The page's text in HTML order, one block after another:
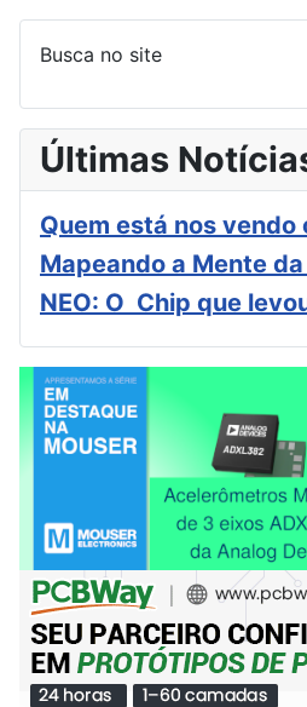
Busca no site
Últimas
Quem está nos vendo
Mapeando a Mente
NEO: O Chip que